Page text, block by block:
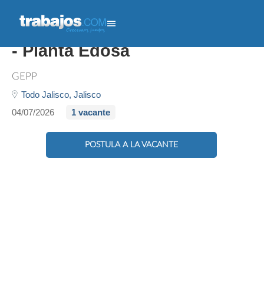
Tecnico (a) Mtto Maquinaria
- Planta Edosa
GEPP
Todo Jalisco, Jalisco
04/07/2026
1 vacante
POSTULA A LA VACANTE